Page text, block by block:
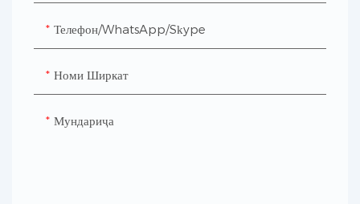
Телефон/WhatsApp/Skype
Номи Ширкат
Мундариҷа